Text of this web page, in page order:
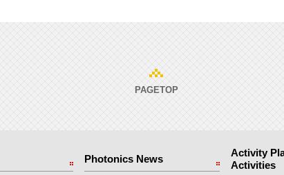
PAGETOP
Photonics News
Activity
Activities